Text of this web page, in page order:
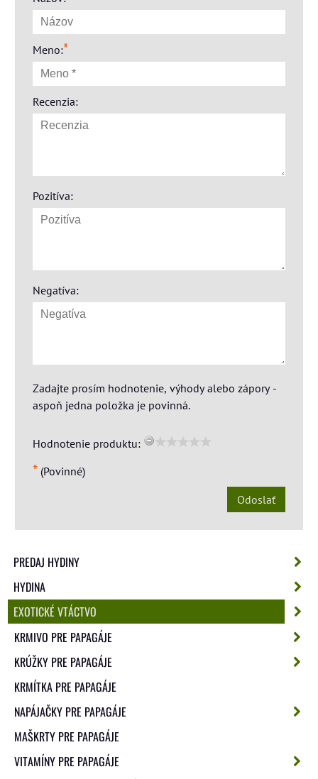
Meno:*
Recenzia:
Pozitíva:
Negatíva:
Zadajte prosím hodnotenie, výhody alebo zápory -
aspoň jedna položka je povinná.
Hodnotenie produktu:
* (Povinné)
Odoslať
PREDAJ HYDINY
HYDINA
EXOTICKÉ VTÁCTVO
KRMIVO PRE PAPAGÁJE
KRÚŽKY PRE PAPAGÁJE
KRMÍTKA PRE PAPAGÁJE
NAPÁJAČKY PRE PAPAGÁJE
MAŠKRTY PRE PAPAGÁJE
VITAMÍNY PRE PAPAGÁJE